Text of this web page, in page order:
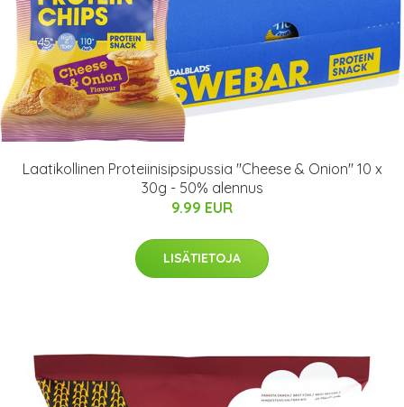
Laatikollinen Proteiinisipsipussia "Cheese & Onion" 10 x
30g - 50% alennus
9.99 EUR
LISÄTIETOJA